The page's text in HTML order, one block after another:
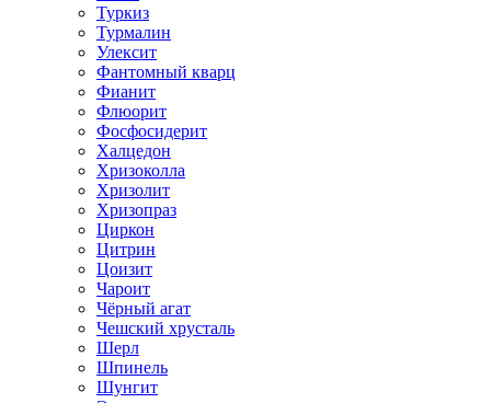
Туркиз
Турмалин
Улексит
Фантомный кварц
Фианит
Флюорит
Фосфосидерит
Халцедон
Хризоколла
Хризолит
Хризопраз
Циркон
Цитрин
Цоизит
Чароит
Чёрный агат
Чешский хрусталь
Шерл
Шпинель
Шунгит